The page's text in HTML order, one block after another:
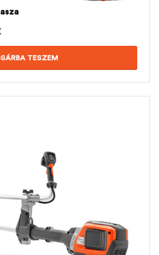
TESZEM